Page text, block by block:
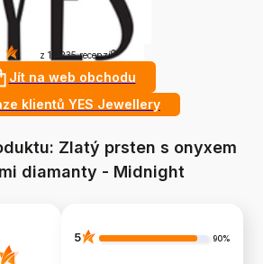
z 10 235 recenzí ?
Jít na web obchodu
klientů YES Jewellery
Zlatý prsten s onyxem
diamanty - Midnight
5 90%